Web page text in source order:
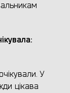
У
цікава